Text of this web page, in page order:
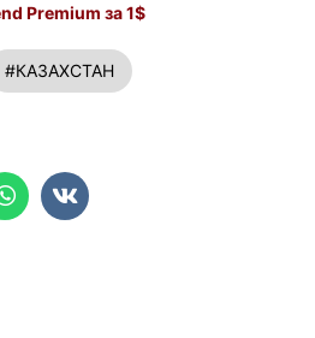
Premium за 1$
#КАЗАХСТАН